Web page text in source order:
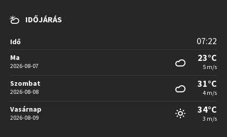
IDŐJÁRÁS
Idő 07:22
Ma
2026-08-07
23°C
5 m/s
Szombat
2026-08-08
31°C
4 m/s
Vasárnap
2026-08-09
34°C
3 m/s